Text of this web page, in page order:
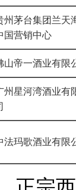
州茅台集团兰天
国营销中心
山帝一酒业有限
州星河湾酒业有
法玛歌酒业有限